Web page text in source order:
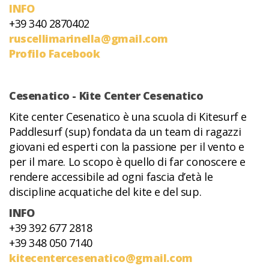
INFO
+39 340 2870402
ruscellimarinella@gmail.com
Profilo Facebook
Cesenatico - Kite Center Cesenatico
Kite center Cesenatico è una scuola di Kitesurf e
Paddlesurf (sup) fondata da un team di ragazzi
giovani ed esperti con la passione per il vento e
per il mare. Lo scopo è quello di far conoscere e
rendere accessibile ad ogni fascia d’età le
discipline acquatiche del kite e del sup.
INFO
+39 392 677 2818
+39 348 050 7140
kitecentercesenatico@gmail.com